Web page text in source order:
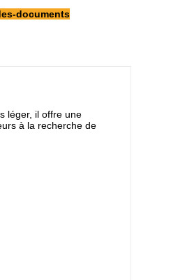
documents
léger, il offre une
à la recherche de